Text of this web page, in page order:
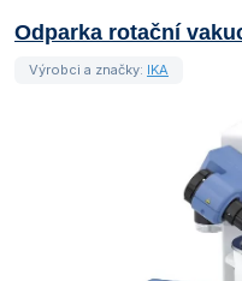
Odparka rotační
Výrobci a značky: IKA